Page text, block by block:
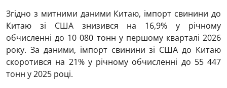
Згідно з митними даними Китаю, імпорт свинини до
Китаю зі США знизився на 16,9% у річному
обчисленні до 10 080 тонн у першому кварталі 2026
року. За даними, імпорт свинини зі США до Китаю
скоротився на 21% у річному обчисленні до 55 447
тонн у 2025 році.